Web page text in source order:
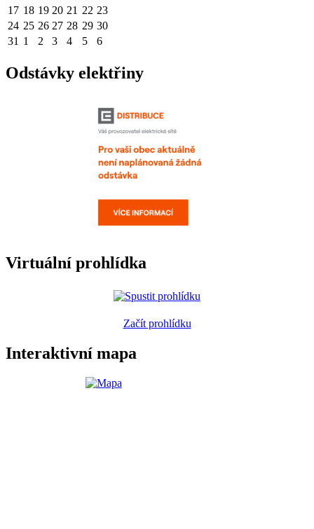
17 18 19 20 21 22 23
24 25 26 27 28 29 30
31 1 2 3 4 5 6
Odstávky elektřiny
Virtuální prohlídka
Začít prohlídku
Interaktivní mapa